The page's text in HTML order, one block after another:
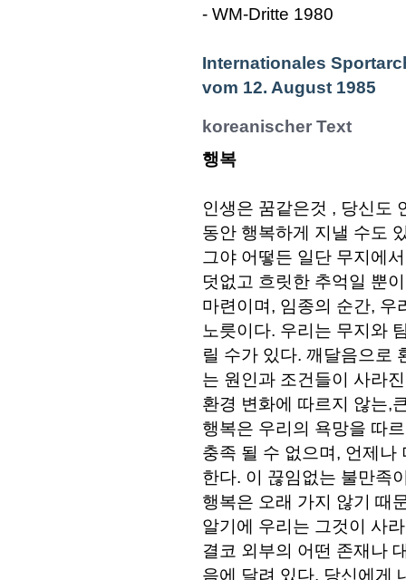
- WM-Dritte 1980
Internationales
vom 12. August 1985
koreanischer Text
행복
인생은 꿈같은것 , 당신도
동안 행복하게 지낼 수도
그야 어떻든 일단 무지에
덧없고 흐릿한 추억일 뿐
마련이며, 임종의 순간, 우
노릇이다. 우리는 무지와
릴 수가 있다. 깨달음으로
는 원인과 조건들이 사라
환경 변화에 따르지 않는,
행복은 우리의 욕망을 따
충족 될 수 없으며, 언제나
한다. 이 끊임없는 불만족
행복은 오래 가지 않기 때
알기에 우리는 그것이 사
결코 외부의 어떤 존재나
음에 달려 있다. 당신에게